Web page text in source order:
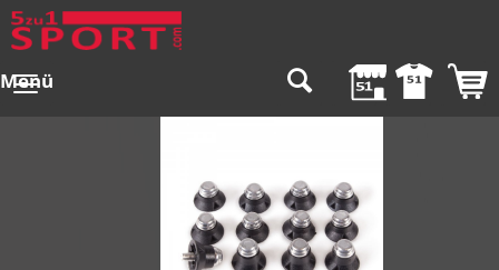
Menü